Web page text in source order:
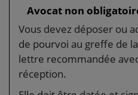
Avocat non
Vous devez déposer ou
de pourvoi au greffe de
lettre recommandée
réception.